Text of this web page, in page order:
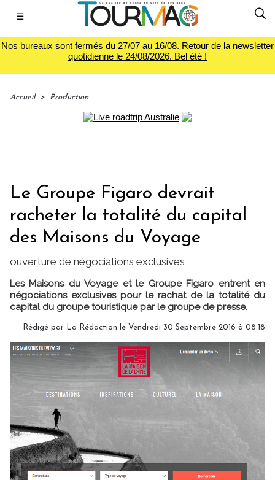
☰
Nos bureaux sont fermés du 27/07 au 16/08. Retour de la newsletter
quotidienne le 24/08/2026. Bel été !
Accueil > Production
Le Groupe Figaro devrait
racheter la totalité du capital
des Maisons du Voyage
ouverture de négociations exclusives
Les Maisons du Voyage et le Groupe Figaro entrent en
négociations exclusives pour le rachat de la totalité du
capital du groupe touristique par le groupe de presse.
Rédigé par La Rédaction le Vendredi 30 Septembre 2016 à 08:18